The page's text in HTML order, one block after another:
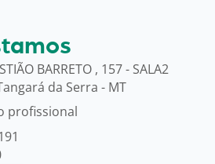
BARRETO , 157 - SALA2
da Serra - MT
profissional